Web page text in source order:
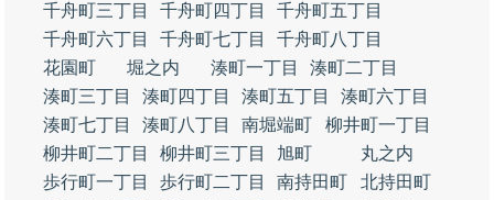
千舟町三丁目
千舟町四丁目
千舟町五丁目
千舟町六丁目
千舟町七丁目
千舟町八丁目
花園町
堀之内 湊町一丁目
湊町二丁目
湊町三丁目
湊町四丁目 湊町五丁目
湊町六丁目
湊町七丁目
湊町八丁目 南堀端町
柳井町一丁目
柳井町二丁目
柳井町三丁目 旭町
丸之内
歩行町一丁目
歩行町二丁目 南持田町
北持田町